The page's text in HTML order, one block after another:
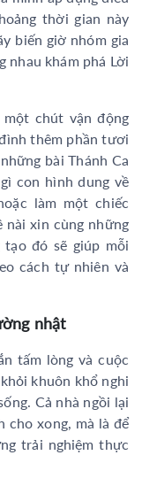
thời gian này
biến giờ nhóm gia
nhau khám phá Lời
chút vận động
thêm phần tươi
bài Thánh Ca
con hình dung về
làm một chiếc
nài xin cùng những
đó sẽ giúp mỗi
cách tự nhiên và
nhật
tấm lòng và cuộc
khuôn khổ nghi
Cả nhà ngồi lại
cho xong, mà là để
trải nghiệm thực